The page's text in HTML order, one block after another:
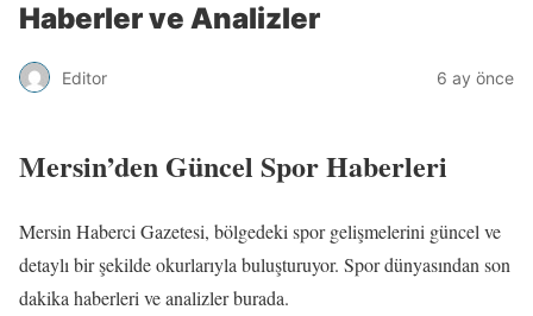
Haberler ve Analizler
Editor 6 ay önce
Mersin’den Güncel Spor Haberleri
Mersin Haberci Gazetesi, bölgedeki spor gelişmelerini güncel ve
detaylı bir şekilde okurlarıyla buluşturuyor. Spor dünyasından son
dakika haberleri ve analizler burada.